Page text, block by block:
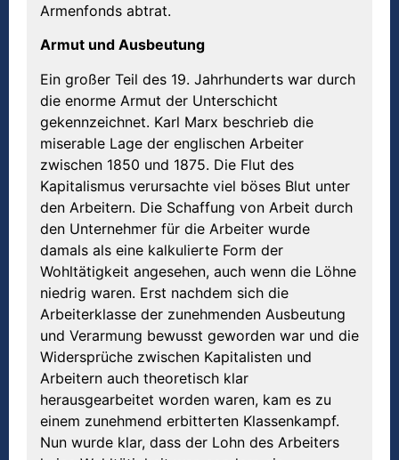
Armenfonds abtrat.
Armut und Ausbeutung
Ein großer Teil des 19. Jahrhunderts war durch
die enorme Armut der Unterschicht
gekennzeichnet. Karl Marx beschrieb die
miserable Lage der englischen Arbeiter
zwischen 1850 und 1875. Die Flut des
Kapitalismus verursachte viel böses Blut unter
den Arbeitern. Die Schaffung von Arbeit durch
den Unternehmer für die Arbeiter wurde
damals als eine kalkulierte Form der
Wohltätigkeit angesehen, auch wenn die Löhne
niedrig waren. Erst nachdem sich die
Arbeiterklasse der zunehmenden Ausbeutung
und Verarmung bewusst geworden war und die
Widersprüche zwischen Kapitalisten und
Arbeitern auch theoretisch klar
herausgearbeitet worden waren, kam es zu
einem zunehmend erbitterten Klassenkampf.
Nun wurde klar, dass der Lohn des Arbeiters